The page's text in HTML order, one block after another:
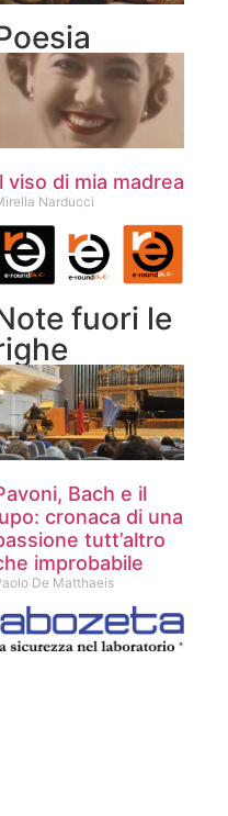
viso di mia madrea
Narducci
fuori le
Bach e il
cronaca di una
tutt’altro
improbabile
De Matthaeis